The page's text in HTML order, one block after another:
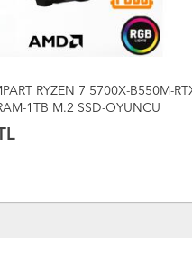
RYZEN 5 5600X-B550M-RTX
512GB M.2 SSD-OYUNCU